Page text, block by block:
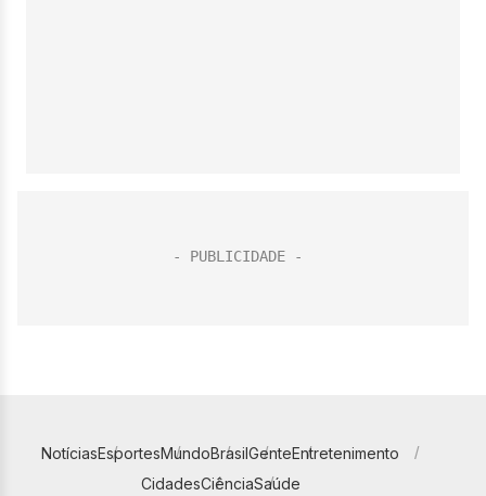
NotíciasEsportesMundoBrasilGenteEntretenimento
CidadesCiênciaSaúde